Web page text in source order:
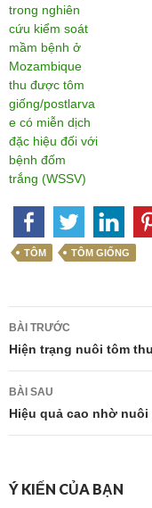
trong nghiên
cứu kiểm soát
mầm bệnh ở
Mozambique
thu được tôm
giống/postlarva
e có miễn dịch
đặc hiệu đối với
bệnh đốm
trắng (WSSV)
TÔM TÔM GIỐNG
Điều
hướng
bài
viết
BÀI TRƯỚC
Hiện trạng nuôi tôm
BÀI SAU
Hiệu quả cao nhờ nuôi
Ý KIẾN CỦA BẠN